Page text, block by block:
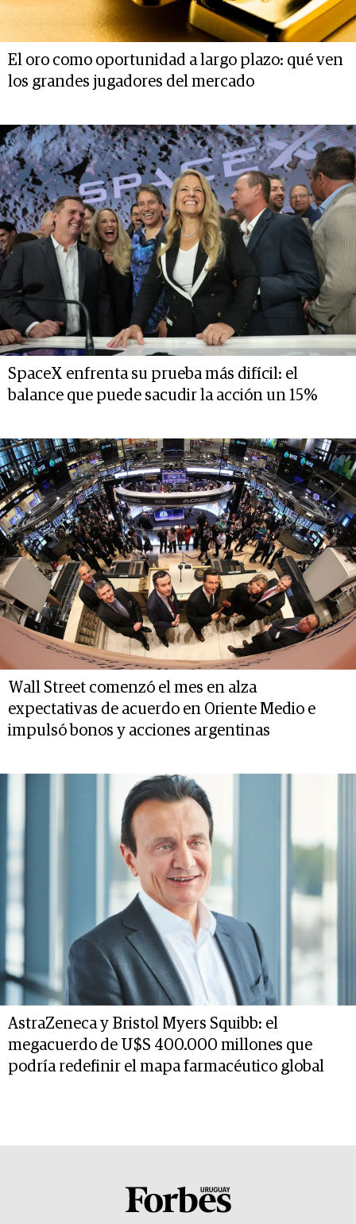
El oro como oportunidad a largo plazo: qué ven
los grandes jugadores del mercado
SpaceX enfrenta su prueba más difícil: el
balance que puede sacudir la acción un 15%
Wall Street comenzó el mes en alza
expectativas de acuerdo en Oriente Medio e
impulsó bonos y acciones argentinas
AstraZeneca y Bristol Myers Squibb: el
megacuerdo de U$S 400.000 millones que
podría redefinir el mapa farmacéutico global